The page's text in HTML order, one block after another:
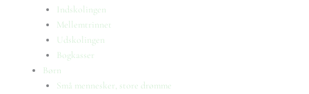
Indskolingen
Mellemtrinnet
Udskolingen
Bogkasser
Børn
Små mennesker, store drømme